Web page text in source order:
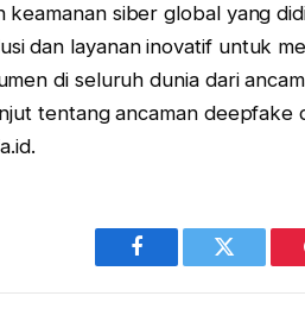
keamanan siber global yang
dan layanan inovatif untuk
di seluruh dunia dari
tentang ancaman deepfake
Facebook Twitter